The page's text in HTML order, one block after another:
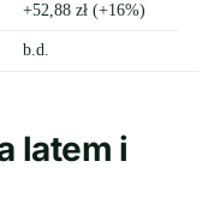
+52,88 zł (+16%)
b.d.
latem i